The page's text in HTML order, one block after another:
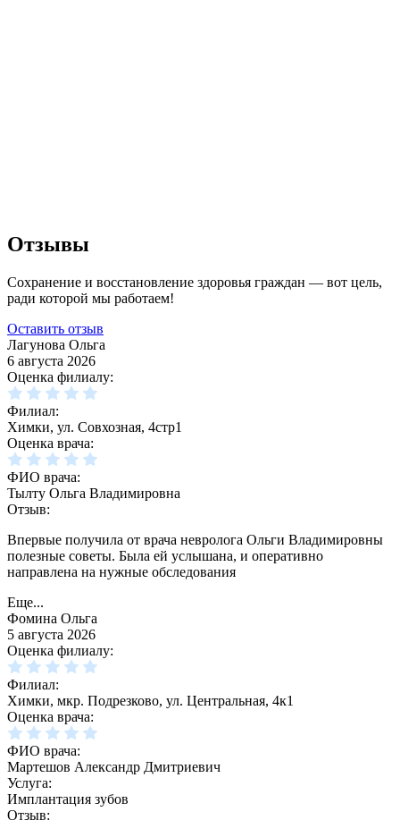
Отзывы
Сохранение и восстановление здоровья граждан — вот цель,
ради которой мы работаем!
Оставить отзыв
Лагунова Ольга
6 августа 2026
Оценка филиалу:
Филиал:
Химки, ул. Совхозная, 4стр1
Оценка врача:
ФИО врача:
Тылту Ольга Владимировна
Отзыв:
Впервые получила от врача невролога Ольги Владимировны
полезные советы. Была ей услышана, и оперативно
направлена на нужные обследования
Еще...
Фомина Ольга
5 августа 2026
Оценка филиалу:
Филиал:
Химки, мкр. Подрезково, ул. Центральная, 4к1
Оценка врача:
ФИО врача:
Мартешов Александр Дмитриевич
Услуга:
Имплантация зубов
Отзыв: